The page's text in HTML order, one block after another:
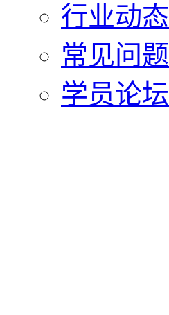
行业动态
常见问题
学员论坛